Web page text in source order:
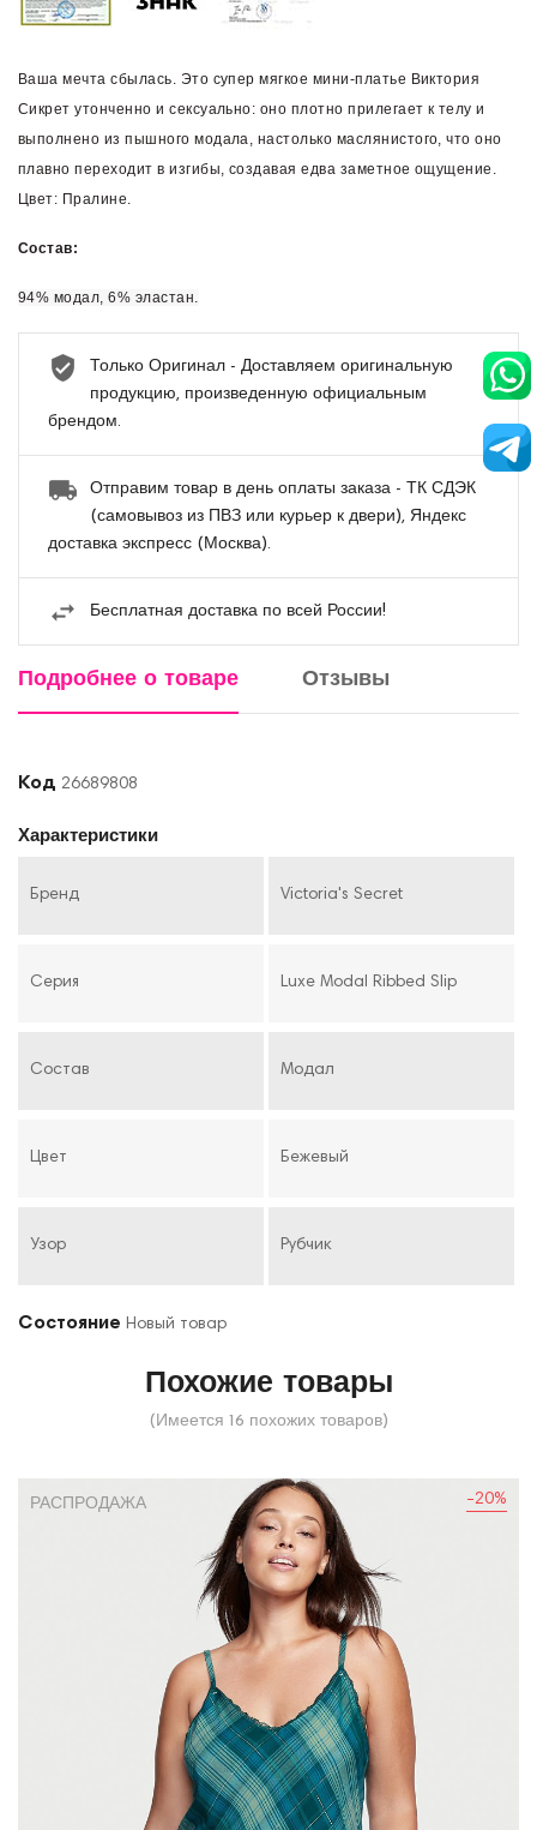
Ваша мечта сбылась. Это супер мягкое мини-платье Виктория
Сикрет утонченно и сексуально: оно плотно прилегает к телу и
выполнено из пышного модала, настолько маслянистого, что оно
плавно переходит в изгибы, создавая едва заметное ощущение.
Цвет: Пралине.
Состав:
94% модал, 6% эластан.
Только Оригинал - Доставляем оригинальную
продукцию, произведенную официальным
брендом.
Отправим товар в день оплаты заказа - ТК СДЭК
(самовывоз из ПВЗ или курьер к двери), Яндекс
доставка экспресс (Москва).
Бесплатная доставка по всей России!
Подробнее о товаре Отзывы
Код 26689808
Характеристики
Бренд Victoria's Secret
Серия Luxe Modal Ribbed Slip
Состав Модал
Цвет Бежевый
Узор Рубчик
Состояние Новый товар
Похожие товары
(Имеется 16 похожих товаров)
-20%
РАСПРОДАЖА